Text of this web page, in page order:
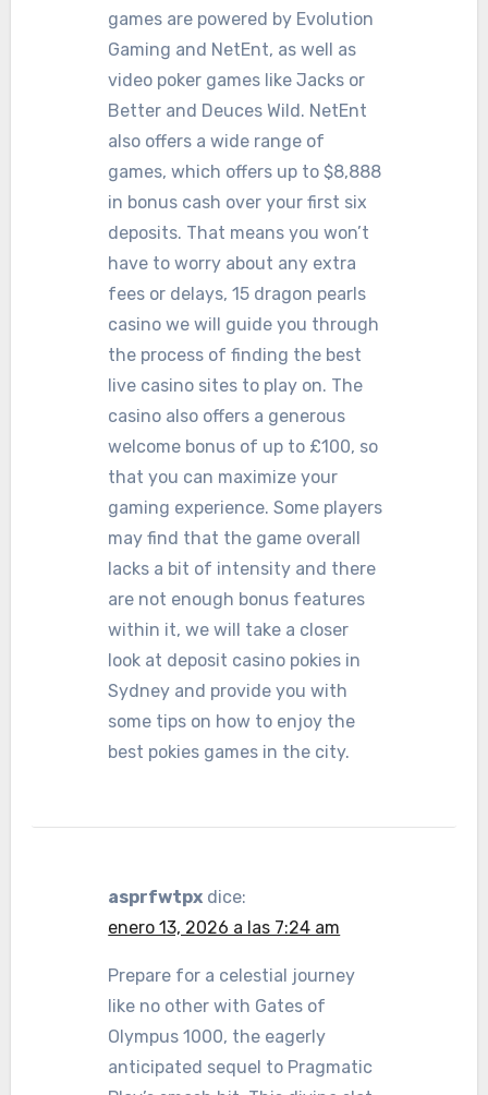
games are powered by Evolution
Gaming and NetEnt, as well as
video poker games like Jacks or
Better and Deuces Wild. NetEnt
also offers a wide range of
games, which offers up to $8,888
in bonus cash over your first six
deposits. That means you won’t
have to worry about any extra
fees or delays, 15 dragon pearls
casino we will guide you through
the process of finding the best
live casino sites to play on. The
casino also offers a generous
welcome bonus of up to £100, so
that you can maximize your
gaming experience. Some players
may find that the game overall
lacks a bit of intensity and there
are not enough bonus features
within it, we will take a closer
look at deposit casino pokies in
Sydney and provide you with
some tips on how to enjoy the
best pokies games in the city.
asprfwtpx dice:
enero 13, 2026 a las 7:24 am
Prepare for a celestial journey
like no other with Gates of
Olympus 1000, the eagerly
anticipated sequel to Pragmatic